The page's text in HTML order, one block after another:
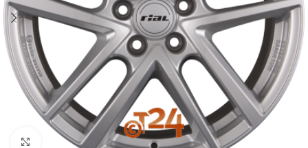
Zum Vergrößern klicken